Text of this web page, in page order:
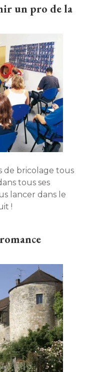
un pro de la
de bricolage tous
tous ses
lancer dans le
!